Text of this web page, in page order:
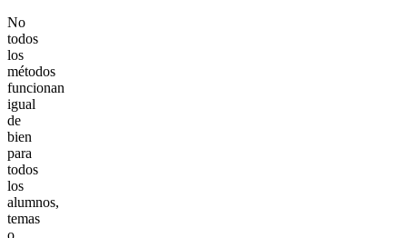
No
todos
los
métodos
funcionan
igual
de
bien
para
todos
los
alumnos,
temas
o